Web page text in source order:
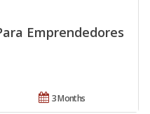
Emprendedores
3 Months